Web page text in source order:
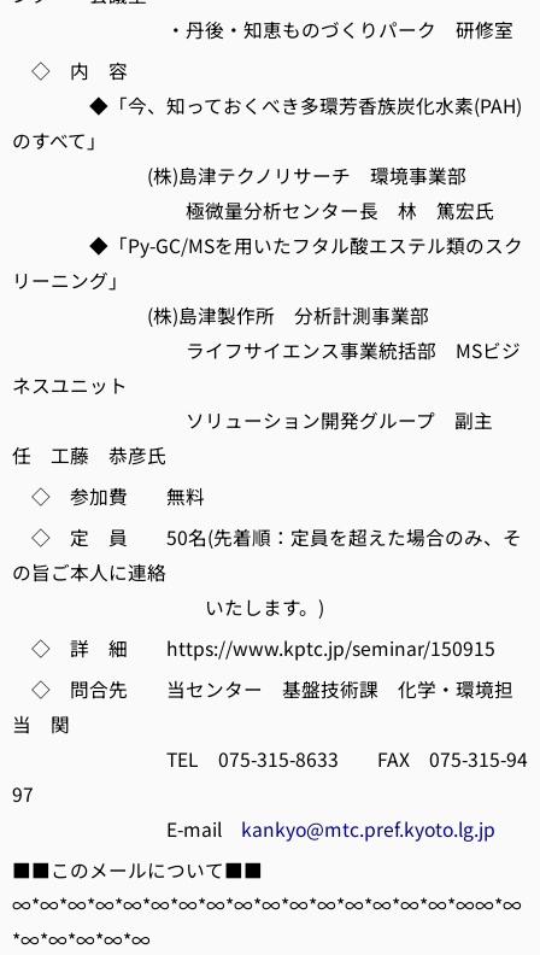
・丹後・知恵ものづくりパーク 研修室
◇ 内 容
◆「今、知っておくべき多環芳香族炭化水素(PAH)
のすべて」
(株)島津テクノリサーチ 環境事業部
極微量分析センター長 林 篤宏氏
◆「Py-GC/MSを用いたフタル酸エステル類のスク
リーニング」
(株)島津製作所 分析計測事業部
ライフサイエンス事業統括部 MSビジ
ネスユニット
ソリューション開発グループ 副主
任 工藤 恭彦氏
◇ 参加費 無料
◇ 定 員 50名(先着順：定員を超えた場合のみ、そ
の旨ご本人に連絡
いたします。)
◇ 詳 細 https://www.kptc.jp/seminar/150915
◇ 問合先 当センター 基盤技術課 化学・環境担
当 関
TEL 075-315-8633 FAX 075-315-94
97
E-mail kankyo@mtc.pref.kyoto.lg.jp
■■このメールについて■■
∞*∞*∞*∞*∞*∞*∞*∞*∞*∞*∞*∞*∞*∞*∞*∞*∞∞*∞
*∞*∞*∞*∞*∞